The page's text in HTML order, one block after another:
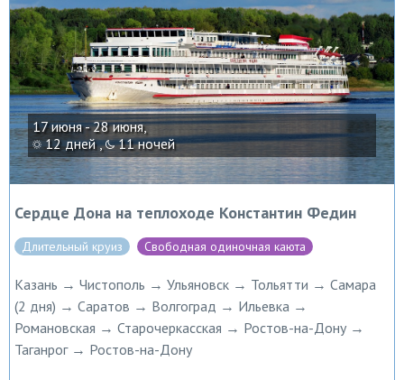
17 июня - 28 июня,
12 дней , 11 ночей
Сердце Дона на теплоходе Константин Федин
Длительный круиз Свободная одиночная каюта
Казань → Чистополь → Ульяновск → Тольятти → Самара
(2 дня) → Саратов → Волгоград → Ильевка →
Романовская → Старочеркасская → Ростов-на-Дону →
Таганрог → Ростов-на-Дону